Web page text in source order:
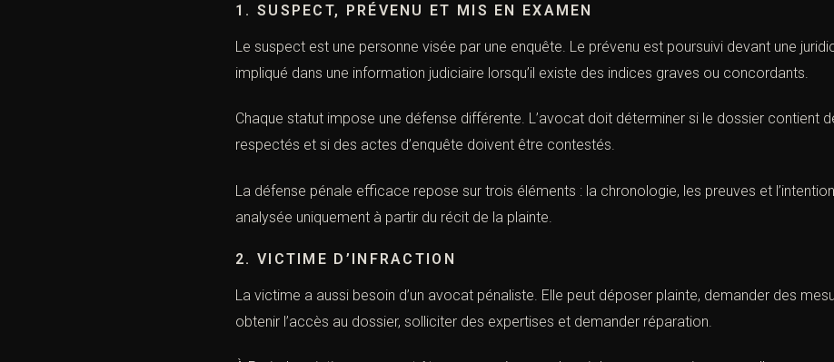
1. SUSPECT, PRÉVENU ET MIS EN EXAMEN
Le suspect est une personne visée par une enquête. Le prévenu est poursuivi devant une
impliqué dans une information judiciaire lorsqu’il existe des indices graves ou concordants.
Chaque statut impose une défense différente. L’avocat doit déterminer si le dossier contient
respectés et si des actes d’enquête doivent être contestés.
La défense pénale efficace repose sur trois éléments : la chronologie, les preuves et
analysée uniquement à partir du récit de la plainte.
2. VICTIME D’INFRACTION
La victime a aussi besoin d’un avocat pénaliste. Elle peut déposer plainte, demander des
obtenir l’accès au dossier, solliciter des expertises et demander réparation.